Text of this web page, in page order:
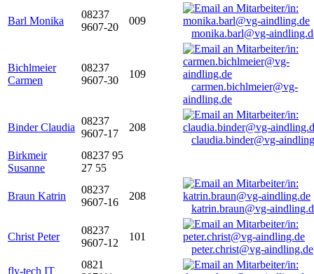
Barl Monika
08237
9607-20
009
monika.barl@vg-
Bichlmeier
Carmen
08237
9607-30
109
carmen.bichlmeier@vg-
aindling.de
Binder Claudia
08237
9607-17
208
claudia.binder@vg-
Birkmeir
Susanne
08237 95
27 55
Braun Katrin
08237
9607-16
208
katrin.braun@vg-
Christ Peter
08237
9607-12
101
peter.christ@vg-aindling.de
fly-tech IT
0821